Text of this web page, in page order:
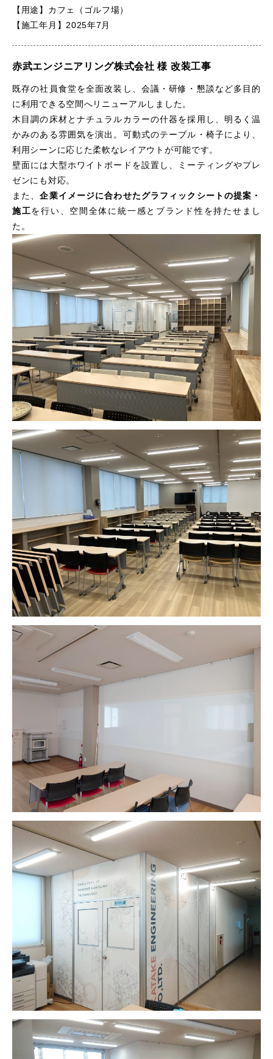
【用途】カフェ（ゴルフ場）
【施工年月】2025年7月
赤武エンジニアリング株式会社 様 改装工事
既存の社員食堂を全面改装し、会議・研修・懇談など多目的
に利用できる空間へリニューアルしました。
木目調の床材とナチュラルカラーの什器を採用し、明るく温
かみのある雰囲気を演出。可動式のテーブル・椅子により、
利用シーンに応じた柔軟なレイアウトが可能です。
壁面には大型ホワイトボードを設置し、ミーティングやプレ
ゼンにも対応。
また、企業イメージに合わせたグラフィックシートの提案・
施工を行い、空間全体に統一感とブランド性を持たせまし
た。